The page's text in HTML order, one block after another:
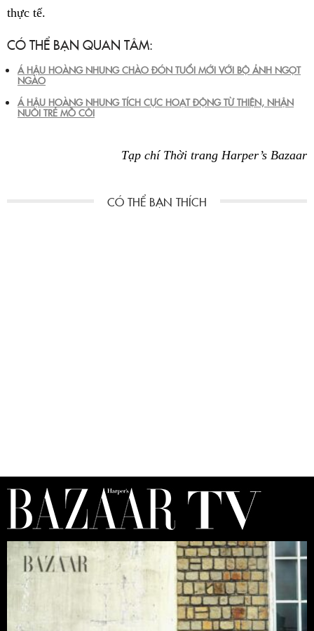
thực tế.
CÓ THỂ BẠN QUAN TÂM:
Á HẬU HOÀNG NHUNG CHÀO ĐÓN TUỔI MỚI VỚI BỘ ẢNH NGỌT
NGÀO
Á HẬU HOÀNG NHUNG TÍCH CỰC HOẠT ĐỘNG TỪ THIỆN, NHẬN
NUÔI TRẺ MỒ CÔI
Tạp chí Thời trang Harper’s Bazaar